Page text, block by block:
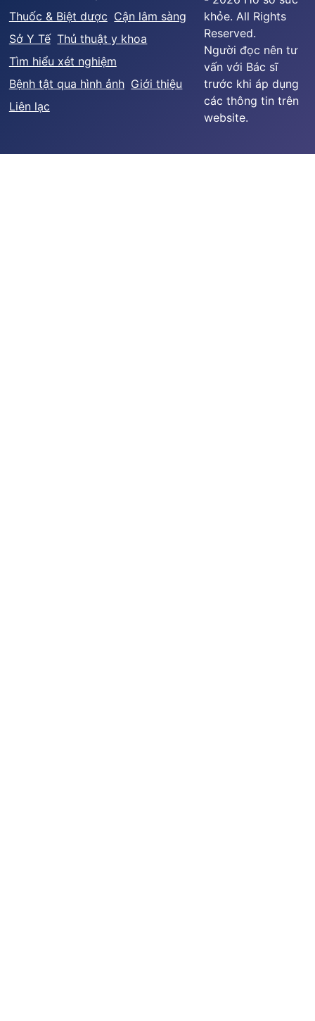
Thuốc & Biệt dược Cận lâm sàng
Sở Y Tế Thủ thuật y khoa
Tìm hiểu xét nghiệm
Bệnh tật qua hình ảnh Giới thiệu
Liên lạc
khỏe. All Rights
Reserved.
Người đọc nên tư
vấn với Bác sĩ
trước khi áp dụng
các thông tin trên
website.